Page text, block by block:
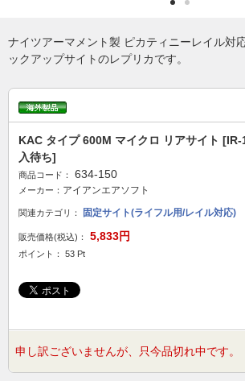
ナイツアーマメント製 ピカティニーレイル対
ックアップサイトのレプリカです。
KAC タイプ 600M マイクロ リアサイト
入待ち]
商品コード： 634-150
メーカー： アイアンエアソフト
関連カテゴリ： 固定サイト(ライフル用/レイル対応)
販売価格(税込)： 5,833円
ポイント： 53 Pt
申し訳ございませんが、只今品切れ中です。